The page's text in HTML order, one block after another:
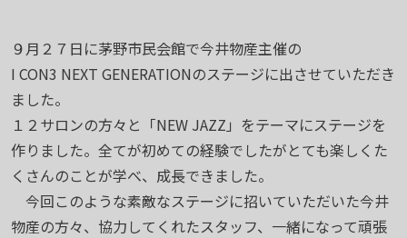
９月２７日に茅野市民会館で今井物産主催の
I CON3 NEXT GENERATIONのステージに出させていただき
ました。
１２サロンの方々と「NEW JAZZ」をテーマにステージを
作りました。全てが初めての経験でしたがとても楽しくた
くさんのことが学べ、成長できました。
今回このような素敵なステージに招いていただいた今井
物産の方々、協力してくれたスタッフ、一緒になって頑張